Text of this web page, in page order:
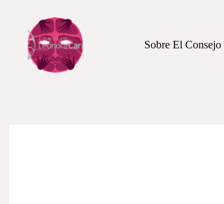
Sobre El Consejo